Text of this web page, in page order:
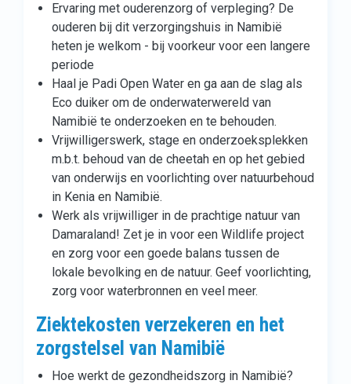
Ervaring met ouderenzorg of verpleging? De
ouderen bij dit verzorgingshuis in Namibië
heten je welkom - bij voorkeur voor een langere
periode
Haal je Padi Open Water en ga aan de slag als
Eco duiker om de onderwaterwereld van
Namibië te onderzoeken en te behouden.
Vrijwilligerswerk, stage en onderzoeksplekken
m.b.t. behoud van de cheetah en op het gebied
van onderwijs en voorlichting over natuurbehoud
in Kenia en Namibië.
Werk als vrijwilliger in de prachtige natuur van
Damaraland! Zet je in voor een Wildlife project
en zorg voor een goede balans tussen de
lokale bevolking en de natuur. Geef voorlichting,
zorg voor waterbronnen en veel meer.
Ziektekosten verzekeren en het
zorgstelsel van Namibië
Hoe werkt de gezondheidszorg in Namibië?